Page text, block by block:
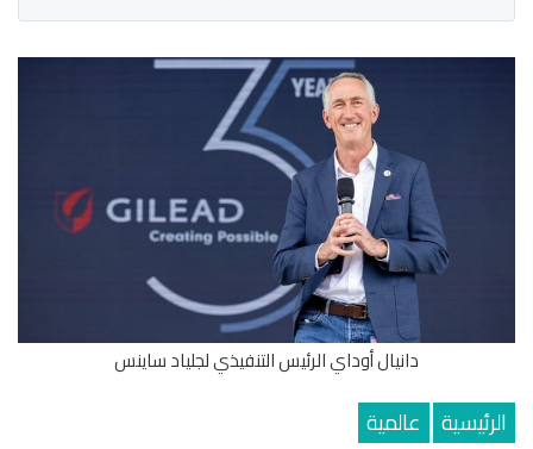
دانيال أوداي الرئيس التنفيذي لجلياد ساينس
الرئيسية عالمية